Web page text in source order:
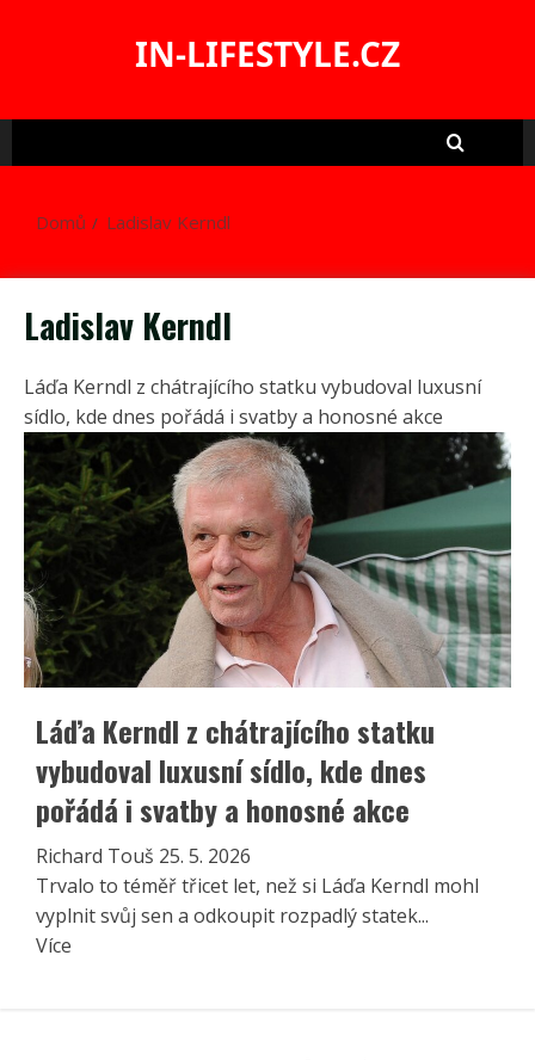
IN-LIFESTYLE.CZ
Domů Ladislav Kerndl
Ladislav Kerndl
Láďa Kerndl z chátrajícího statku vybudoval luxusní
sídlo, kde dnes pořádá i svatby a honosné akce
Láďa Kerndl z chátrajícího statku
vybudoval luxusní sídlo, kde dnes
pořádá i svatby a honosné akce
Richard Touš 25. 5. 2026
Trvalo to téměř třicet let, než si Láďa Kerndl mohl
vyplnit svůj sen a odkoupit rozpadlý statek...
Více